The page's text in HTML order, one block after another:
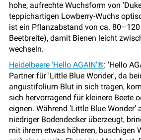
hohe, aufrechte Wuchsform von
teppichartigen Lowberry-Wuchs
ist ein Pflanzabstand von ca.
Beetbreite), damit Bienen leicht
wechseln.
Heidelbeere 'Hello AGAIN'®: 'Hello
Partner für 'Little Blue Wonder', da
angustifolium Blut in sich tragen,
sich hervorragend für kleinere Beete
eignen. Während ‘Little Blue Wonder’
niedriger Bodendecker überzeugt,
mit ihrem etwas höheren, buschigen